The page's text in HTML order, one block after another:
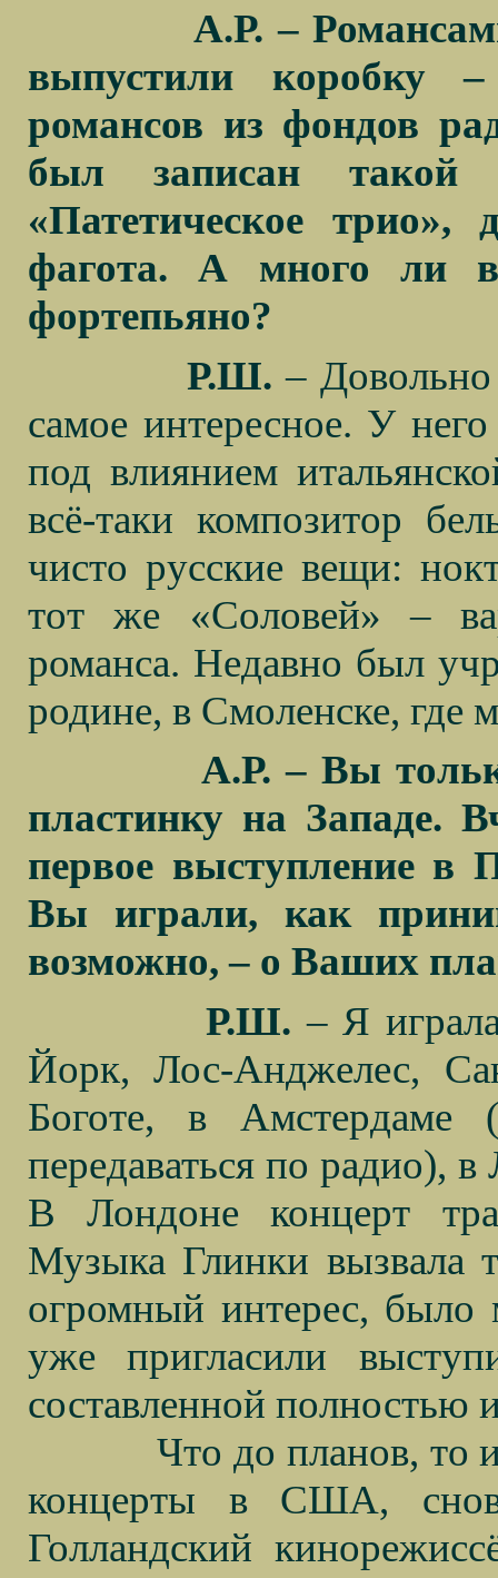
А.Р. –
выпустили коробку
романсов из фондов
был записан такой
«Патетическое
фагота. А много ли
фортепьяно?
Р.Ш. –
самое интересное. У
под влиянием
всё-таки композитор
чисто русские вещи:
тот же «Соловей» –
романса. Недавно был
родине, в Смоленске, где
А.Р. – Вы
пластинку на Западе.
первое выступление в
Вы играли, как
возможно, – о Ваших
Р.Ш. – Я
Йорк, Лос-Анджелес,
Боготе, в Амстердаме
передаваться по радио),
В Лондоне концерт
Музыка Глинки вызвала
огромный интерес, было
уже пригласили
составленной полностью
Что до планов, то
концерты в США,
Голландский